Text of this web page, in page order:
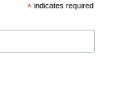
* indicates required